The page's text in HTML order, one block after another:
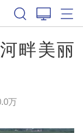
畔美丽
万